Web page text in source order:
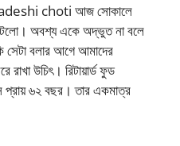
choti আজ সোকালে
অবশ্য একে অদ্ভুত না বলে
সেটা বলার আগে আমাদের
রাখা উচিৎ। রিটায়ার্ড ফুড
প্রায় ৬২ বছর। তার একমাত্র